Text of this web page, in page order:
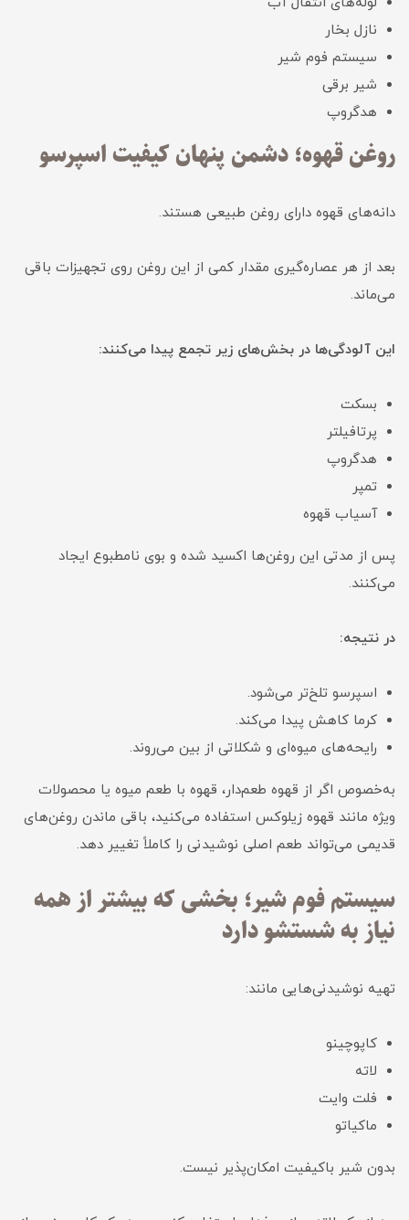
نازل بخار
سیستم فوم شیر
شیر برقی
هدگروپ
روغن قهوه؛ دشمن پنهان کیفیت اسپرسو
دانه‌های قهوه دارای روغن طبیعی هستند.
بعد از هر عصاره‌گیری مقدار کمی از این روغن روی تجهیزات باقی
می‌ماند.
این آلودگی‌ها در بخش‌های زیر تجمع پیدا می‌کنند:
بسکت
پرتافیلتر
هدگروپ
تمپر
آسیاب قهوه
پس از مدتی این روغن‌ها اکسید شده و بوی نامطبوع ایجاد
می‌کنند.
در نتیجه:
اسپرسو تلخ‌تر می‌شود.
کرما کاهش پیدا می‌کند.
رایحه‌های میوه‌ای و شکلاتی از بین می‌روند.
به‌خصوص اگر از قهوه طعم‌دار، قهوه با طعم میوه یا محصولات
ویژه مانند قهوه زیلوکس استفاده می‌کنید، باقی ماندن روغن‌های
قدیمی می‌تواند طعم اصلی نوشیدنی را کاملاً تغییر دهد.
سیستم فوم شیر؛ بخشی که بیشتر از همه
نیاز به شستشو دارد
تهیه نوشیدنی‌هایی مانند:
کاپوچینو
لاته
فلت وایت
ماکیاتو
بدون شیر باکیفیت امکان‌پذیر نیست.